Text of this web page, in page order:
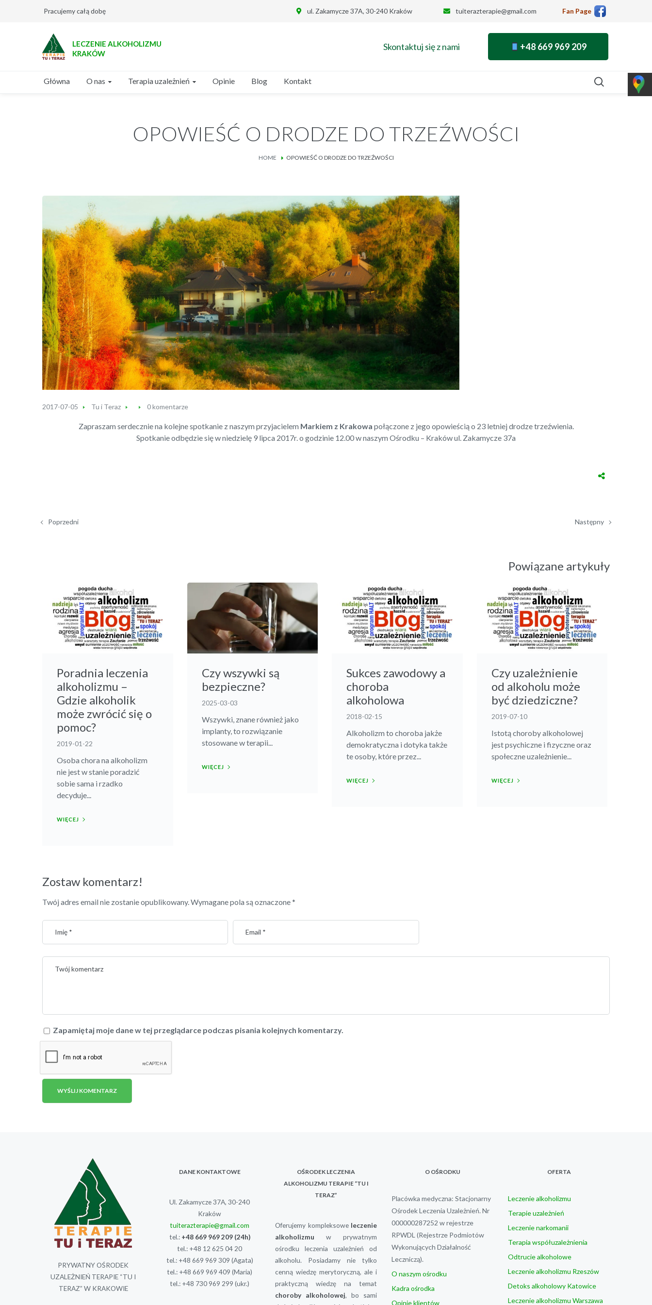
Pracujemy całą dobę ul. Zakamycze 37A, 30-240 Kraków tuiterazterapie@gmail.com Fan Page
LECZENIE ALKOHOLIZMU
KRAKÓW
Skontaktuj się z nami +48 669 969 209
Główna O nas Terapia uzależnień Opinie Blog Kontakt
OPOWIEŚĆ O DRODZE DO TRZEŹWOŚCI
HOME OPOWIEŚĆ O DRODZE DO TRZEŹWOŚCI
2017-07-05 Tu i Teraz 0 komentarze
Zapraszam serdecznie na kolejne spotkanie z naszym przyjacielem Markiem z Krakowa połączone z jego opowieścią o 23 letniej drodze trzeźwienia.
Spotkanie odbędzie się w niedzielę 9 lipca 2017r. o godzinie 12.00 w naszym Ośrodku – Kraków ul. Zakamycze 37a
Poprzedni Następny
Powiązane artykuły
Poradnia leczenia
alkoholizmu –
Gdzie alkoholik
może zwrócić się o
pomoc?
2019-01-22
Osoba chora na alkoholizm
nie jest w stanie poradzić
sobie sama i rzadko
decyduje...
WIĘCEJ
Czy wszywki są
bezpieczne?
2025-03-03
Wszywki, znane również jako
implanty, to rozwiązanie
stosowane w terapii...
WIĘCEJ
Sukces zawodowy a
choroba
alkoholowa
2018-02-15
Alkoholizm to choroba jakże
demokratyczna i dotyka także
te osoby, które przez...
WIĘCEJ
Czy uzależnienie
od alkoholu może
być dziedziczne?
2019-07-10
Istotą choroby alkoholowej
jest psychiczne i fizyczne oraz
społeczne uzależnienie...
WIĘCEJ
Zostaw komentarz!
Twój adres email nie zostanie opublikowany. Wymagane pola są oznaczone*
Zapamiętaj moje dane w tej przeglądarce podczas pisania kolejnych komentarzy.
PRYWATNY OŚRODEK
UZALEŻNIEŃ TERAPIE “TU I
TERAZ” W KRAKOWIE
DANE KONTAKTOWE
Ul. Zakamycze 37A, 30-240
Kraków
tuiterazterapie@gmail.com
tel.: +48 669 969 209(24h)
tel.: +48 12 625 04 20
tel.: +48 669 969 309 (Agata)
tel.: +48 669 969 409 (Maria)
tel.: +48 730 969 299 (ukr.)
OŚRODEK LECZENIA
ALKOHOLIZMU TERAPIE “TU I
TERAZ”
Oferujemy kompleksowe leczenie
alkoholizmu w prywatnym
ośrodku leczenia uzależnień od
alkoholu. Posiadamy nie tylko
cenną wiedzę merytoryczną, ale i
praktyczną wiedzę na temat
choroby alkoholowej, bo sami
O OŚRODKU
Placówka medyczna: Stacjonarny
Ośrodek Leczenia Uzależnień. Nr
000000287252 w rejestrze
RPWDL (Rejestrze Podmiotów
Wykonujących Działalność
Leczniczą).
O naszym ośrodku
Kadra ośrodka
Opinie klientów
OFERTA
Leczenie alkoholizmu
Terapie uzależnień
Leczenie narkomanii
Terapia współuzależnienia
Odtrucie alkoholowe
Leczenie alkoholizmu Rzeszów
Detoks alkoholowy Katowice
Leczenie alkoholizmu Warszawa